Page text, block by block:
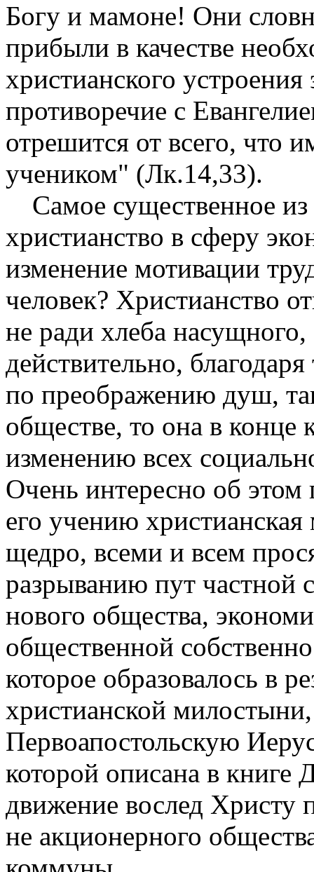
Богу и мамоне! Они
прибы­ли в качестве
христианского
противоречие с
отрешится от всего, что
учеником" (Лк.14,33).
Самое существенное
христианство в сферу
изменение мотивации
человек? Христианство
не ради хлеба
действительно,
по преображению душ,
обществе, то она в конце
изменению всех
Очень интересно об
его учению
щедро, всеми и всем
разрыванию пут частной
нового общест­ва,
общественной
которое образовалось в
христианской милостыни,
Первоапостольскую
которой описана в книге
движение вослед Христу
не акцио­нерного